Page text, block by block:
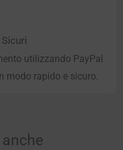
utilizzando PayPal
modo rapido e sicuro.